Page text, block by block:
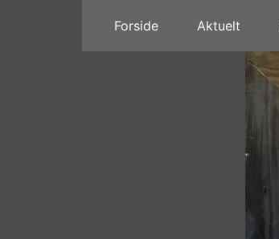
Forside Aktuelt